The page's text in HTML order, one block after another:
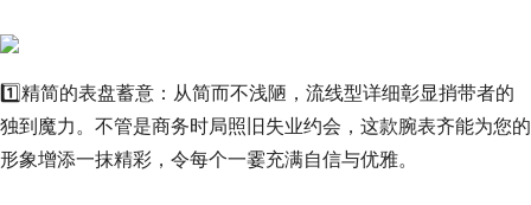
1️⃣精简的表盘蓄意：从简而不浅陋，流线型详细彰显捎带者的
独到魔力。不管是商务时局照旧失业约会，这款腕表齐能为您的
形象增添一抹精彩，令每个一霎充满自信与优雅。